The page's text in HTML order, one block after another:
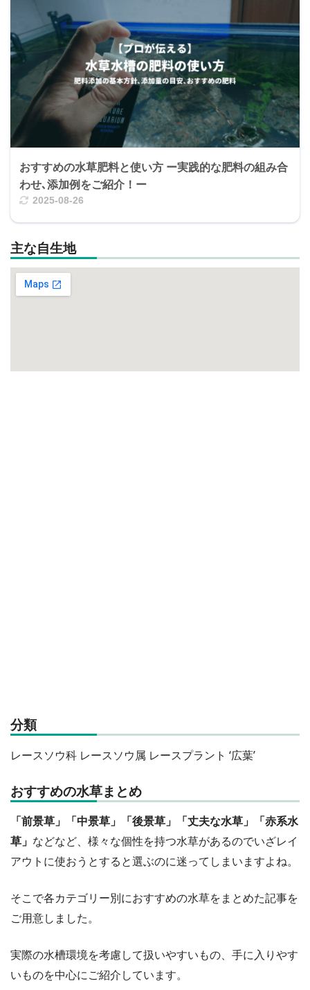
おすすめの水草肥料と使い方 ー実践的な肥料の組み合
わせ､添加例をご紹介！ー
2025-08-26
主な自生地
分類
レースソウ科 レースソウ属 レースプラント ‘広葉’
おすすめの水草まとめ
「前景草」「中景草」「後景草」「丈夫な水草」「赤系水
草」 などなど、様々な個性を持つ水草があるのでいざレイ
アウトに使おうとすると選ぶのに迷ってしまいますよね。
そこで各カテゴリー別におすすめの水草をまとめた記事を
ご用意しました。
実際の水槽環境を考慮して扱いやすいもの、手に入りやす
いものを中心にご紹介しています。